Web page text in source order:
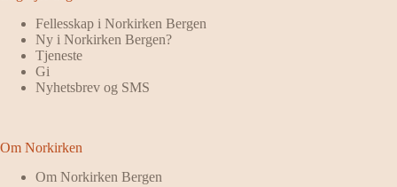
Fellesskap i Norkirken Bergen
Ny i Norkirken Bergen?
Tjeneste
Gi
Nyhetsbrev og SMS
Om Norkirken
Om Norkirken Bergen